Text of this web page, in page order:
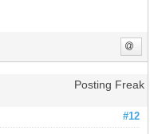
Posting Freak
#12